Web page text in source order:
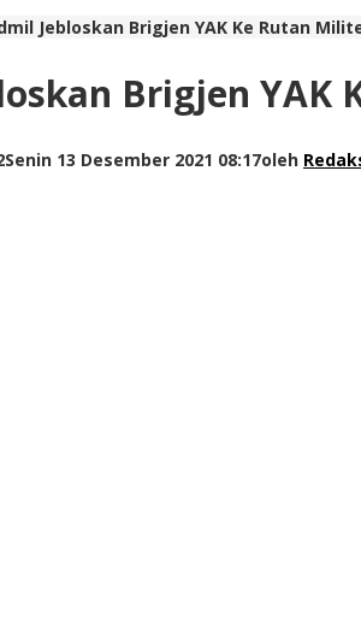
Jebloskan Brigjen YAK Ke Rutan
Brigjen YAK
Senin 13 Desember 2021 08:17oleh